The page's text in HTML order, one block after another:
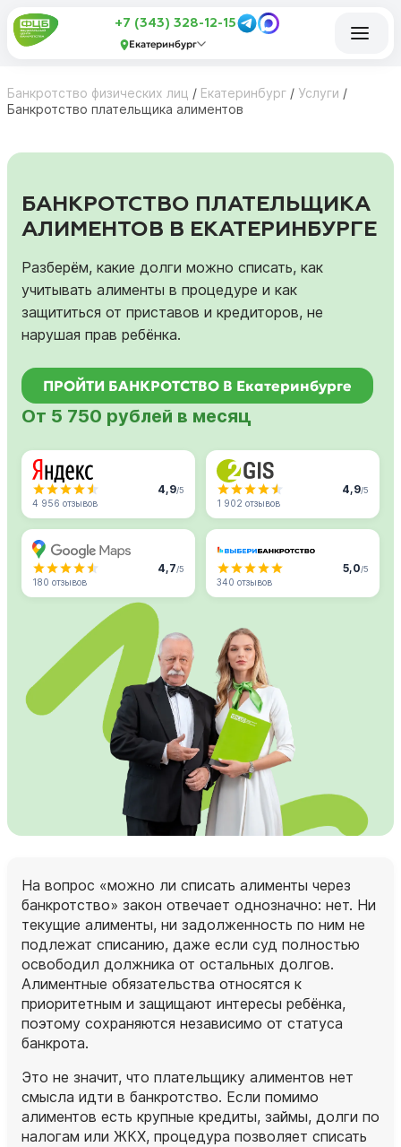
+7 (343) 328-12-15
Екатеринбург
Банкротство физических лиц / Екатеринбург / Услуги /
Банкротство плательщика алиментов
БАНКРОТСТВО ПЛАТЕЛЬЩИКА
АЛИМЕНТОВ В ЕКАТЕРИНБУРГЕ
Разберём, какие долги можно списать, как
учитывать алименты в процедуре и как
защититься от приставов и кредиторов, не
нарушая прав ребёнка.
ПРОЙТИ БАНКРОТСТВО В Екатеринбурге
От 5 750 рублей в месяц
4,9/5
4 956 отзывов
4,9/5
1 902 отзывов
4,7/5
180 отзывов
5,0/5
340 отзывов
На вопрос «можно ли списать алименты через
банкротство» закон отвечает однозначно: нет. Ни
текущие алименты, ни задолженность по ним не
подлежат списанию, даже если суд полностью
освободил должника от остальных долгов.
Алиментные обязательства относятся к
приоритетным и защищают интересы ребёнка,
поэтому сохраняются независимо от статуса
банкрота.
Это не значит, что плательщику алиментов нет
смысла идти в банкротство. Если помимо
алиментов есть крупные кредиты, займы, долги по
налогам или ЖКХ, процедура позволяет списать